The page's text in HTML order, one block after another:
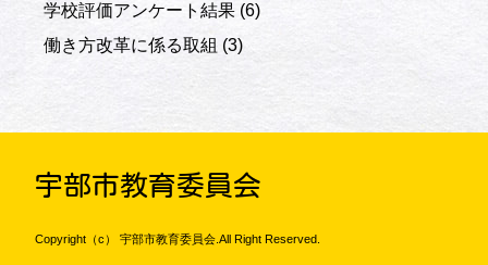
学校評価アンケート結果 (6)
働き方改革に係る取組 (3)
宇部市教育委員会
Copyright（c） 宇部市教育委員会.All Right Reserved.